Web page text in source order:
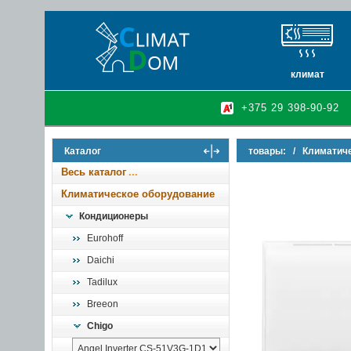
климат
кондиционеры
очистители и
осушители
+375 29 398-90-92
Каталог
Весь каталог
Климатическое оборудование
Кондиционеры
Eurohoff
Daichi
Tadilux
Breeon
Chigo
товары: /